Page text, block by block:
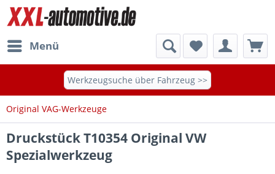
Menü
Werkzeugsuche über Fahrzeug >>
Original VAG-Werkzeuge
Druckstück T10354 Original VW
Spezialwerkzeug